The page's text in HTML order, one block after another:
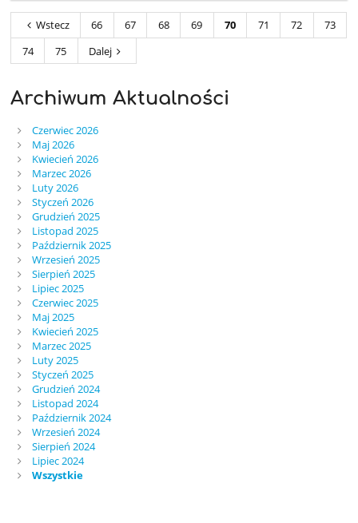
Wstecz 66 67 68 69 70 71 72
73
74
75 Dalej
Archiwum Aktualności
Czerwiec 2026
Maj 2026
Kwiecień 2026
Marzec 2026
Luty 2026
Styczeń 2026
Grudzień 2025
Listopad 2025
Październik 2025
Wrzesień 2025
Sierpień 2025
Lipiec 2025
Czerwiec 2025
Maj 2025
Kwiecień 2025
Marzec 2025
Luty 2025
Styczeń 2025
Grudzień 2024
Listopad 2024
Październik 2024
Wrzesień 2024
Sierpień 2024
Lipiec 2024
Wszystkie